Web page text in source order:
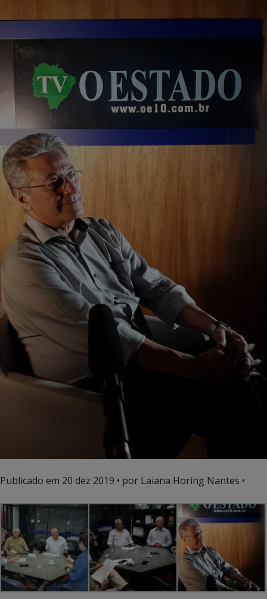
Publicado em 20 dez 2019 • por Laiana Horing Nantes •